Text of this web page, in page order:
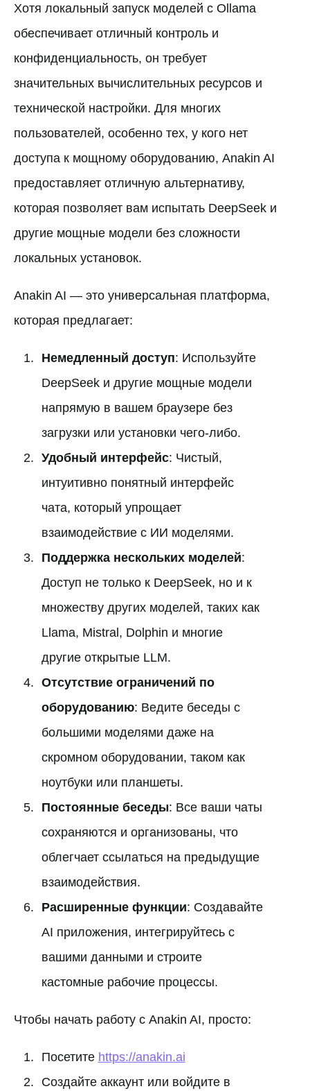
Хотя локальный запуск моделей с Ollama
обеспечивает отличный контроль и
конфиденциальность, он требует
значительных вычислительных ресурсов и
технической настройки. Для многих
пользователей, особенно тех, у кого нет
доступа к мощному оборудованию, Anakin AI
предоставляет отличную альтернативу,
которая позволяет вам испытать DeepSeek и
другие мощные модели без сложности
локальных установок.
Anakin AI — это универсальная платформа,
которая предлагает:
Немедленный доступ: Используйте
DeepSeek и другие мощные модели
напрямую в вашем браузере без
загрузки или установки чего-либо.
Удобный интерфейс: Чистый,
интуитивно понятный интерфейс
чата, который упрощает
взаимодействие с ИИ моделями.
Поддержка нескольких моделей:
Доступ не только к DeepSeek, но и к
множеству других моделей, таких как
Llama, Mistral, Dolphin и многие
другие открытые LLM.
Отсутствие ограничений по
оборудованию: Ведите беседы с
большими моделями даже на
скромном оборудовании, таком как
ноутбуки или планшеты.
Постоянные беседы: Все ваши чаты
сохраняются и организованы, что
облегчает ссылаться на предыдущие
взаимодействия.
Расширенные функции: Создавайте
AI приложения, интегрируйтесь с
вашими данными и строите
кастомные рабочие процессы.
Чтобы начать работу с Anakin AI, просто:
Посетите https://anakin.ai
Создайте аккаунт или войдите в